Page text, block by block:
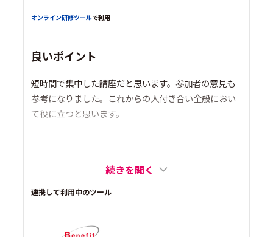
オンライン研修ツールで利用
良いポイント
短時間で集中した講座だと思います。参加者の意見も
参考になりました。これからの人付き合い全般におい
て役に立つと思います。
続きを開く
連携して利用中のツール